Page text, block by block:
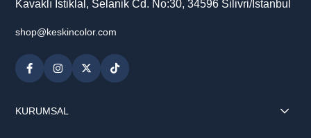
Kavaklı İstiklal, Selanik Cd. No:30, 34596 Silivri/İstanbul
shop@keskincolor.com
KURUMSAL